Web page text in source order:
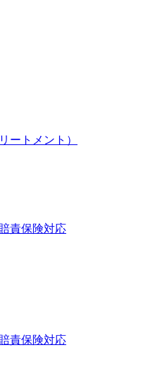
ートメント）
責保険対応
責保険対応